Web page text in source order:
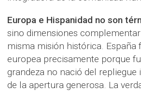
Europa e Hispanidad no son
sino dimensiones
misma misión histórica. España
europea precisamente porque
grandeza no nació del repliegue
de la apertura generosa. La